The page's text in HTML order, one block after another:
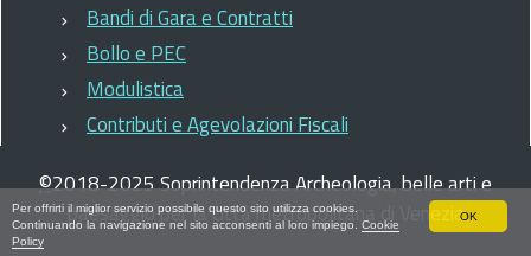
Per offrirti il miglior servizio possibile questo sito utilizza cookies.
Continuando la navigazione nel sito acconsenti al loro impiego. Cookie
Policy
OK
Bandi di Gara e Contratti
Bollo e PEC
Modulistica
Contributi e Agevolazioni Fiscali
©2018-2025Soprintendenza Archeologia, belle arti e
paesaggio per la città metropolitana di Venezia